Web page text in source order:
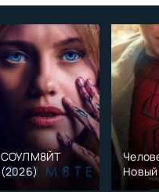
СОУЛМ8ЙТ
(2026)